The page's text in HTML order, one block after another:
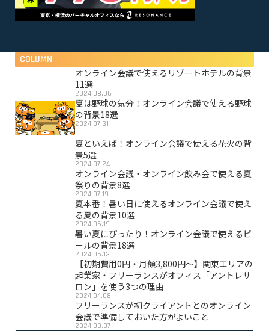
COLUMN
オンライン会議で使えるリゾートホテルの背景
11選
2024.08.06
夏は野球の気分！オンライン会議で使える野球
の背景18選
2024.07.31
夏といえば！オンライン会議で使える花火の背
景5選
2024.07.24
オンライン会議・オンライン飲み会で使える夏
祭りの背景8選
2024.07.19
夏本番！暑い日に使えるオンライン会議で使え
る夏の背景10選
2024.06.19
暑い夏にぴったり！オンライン会議で使えるビ
ールの背景18選
2024.06.13
【初期費用0円・月額3,800円〜】関東エリアの
起業家・フリーランスがオフィス「アントレサ
ロン」を使う3つの理由
2024.04.08
フリーランスが初クライアントとのオンライン
会議で準備しておいた方がよいこと
2024.03.07